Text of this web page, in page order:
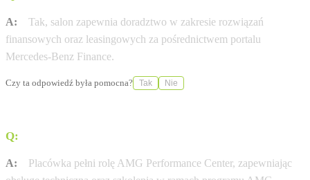
A:
Tak, salon zapewnia doradztwo w zakresie rozwiązań
finansowych oraz leasingowych za pośrednictwem portalu
Mercedes-Benz Finance.
Czy ta odpowiedź była pomocna? Tak Nie
Q:
A:
Placówka pełni rolę AMG Performance Center, zapewniając